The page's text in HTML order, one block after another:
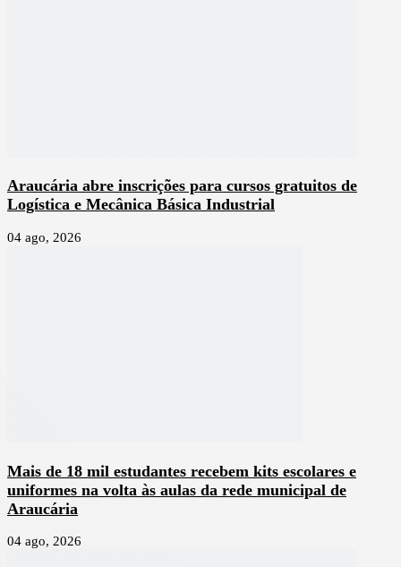
Araucária abre inscrições para cursos gratuitos de
Logística e Mecânica Básica Industrial
04 ago, 2026
Mais de 18 mil estudantes recebem kits escolares e
uniformes na volta às aulas da rede municipal de
Araucária
04 ago, 2026